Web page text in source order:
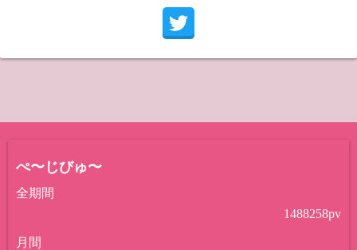
ぺ〜じびゅ〜
全期間
1488258pv
月間